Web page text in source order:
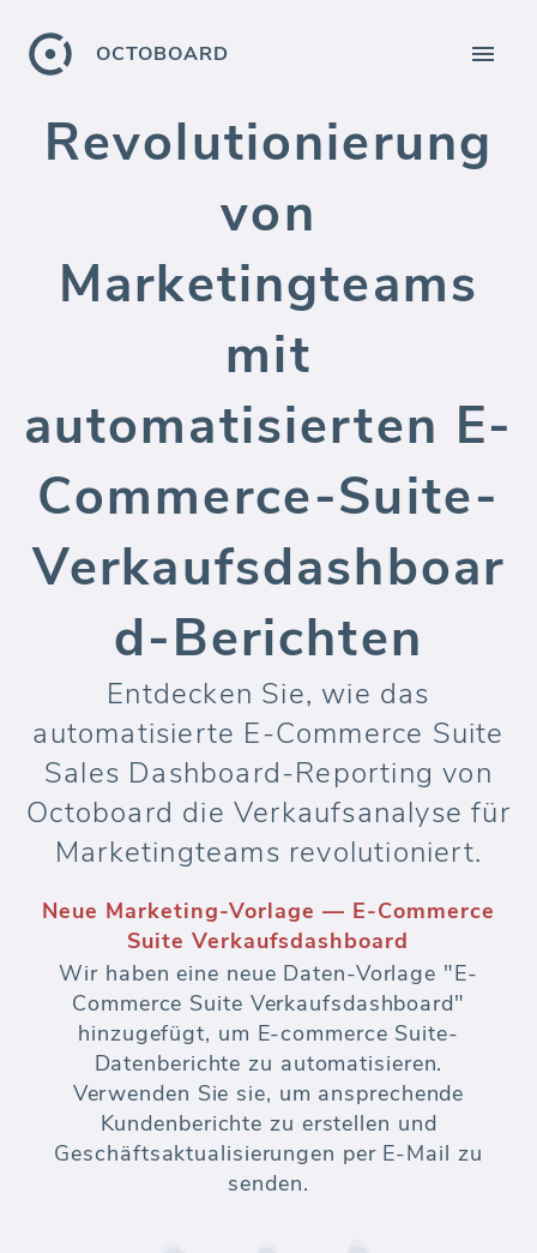
OCTOBOARD
Revolutionierung
von
Marketingteams
mit
automatisierten E-
Commerce-Suite-
Verkaufsdashboar
d-Berichten
Entdecken Sie, wie das
automatisierte E-Commerce Suite
Sales Dashboard-Reporting von
Octoboard die Verkaufsanalyse für
Marketingteams revolutioniert.
Neue Marketing-Vorlage — E-Commerce
Suite Verkaufsdashboard
Wir haben eine neue Daten-Vorlage "E-
Commerce Suite Verkaufsdashboard"
hinzugefügt, um E-commerce Suite-
Datenberichte zu automatisieren.
Verwenden Sie sie, um ansprechende
Kundenberichte zu erstellen und
Geschäftsaktualisierungen per E-Mail zu
senden.